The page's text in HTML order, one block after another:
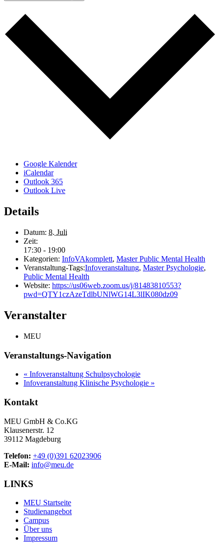
Google Kalender
iCalendar
Outlook 365
Outlook Live
Details
Datum: 8. Juli
Zeit:
17:30 - 19:00
Kategorien: InfoVAkomplett, Master Public Mental Health
Veranstaltung-Tags:Infoveranstaltung, Master Psychologie,
Public Mental Health
Website: https://us06web.zoom.us/j/81483810553?
pwd=QTY1czAzeTdlbUNlWG14L3lIK080dz09
Veranstalter
MEU
Veranstaltungs-Navigation
« Infoveranstaltung Schulpsychologie
Infoveranstaltung Klinische Psychologie »
Kontakt
MEU GmbH & Co.KG
Klausenerstr. 12
39112 Magdeburg
Telefon: +49 (0)391 62023906
E-Mail: info@meu.de
LINKS
MEU Startseite
Studienangebot
Campus
Über uns
Impressum